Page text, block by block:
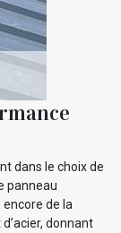
dans le choix de
panneau
de la
donnant